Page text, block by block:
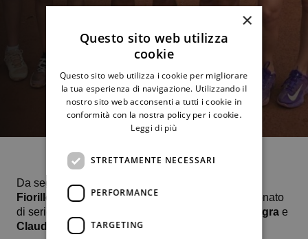
Da segnalare la bella vittoria colta da
Fiorillo
, quest’oggi all’esordio assoluto nel campionato
di serie B1 così come (esordio) per
Elisabetta Allegra e
Claudia Tutone.
×
Questo sito web utilizza
cookie
Questo sito web utilizza i cookie per migliorare
la tua esperienza di navigazione. Utilizzando il
nostro sito web acconsenti a tutti i cookie in
conformità con la nostra policy per i cookie.
Leggi di più
STRETTAMENTE NECESSARI
PERFORMANCE
TARGETING